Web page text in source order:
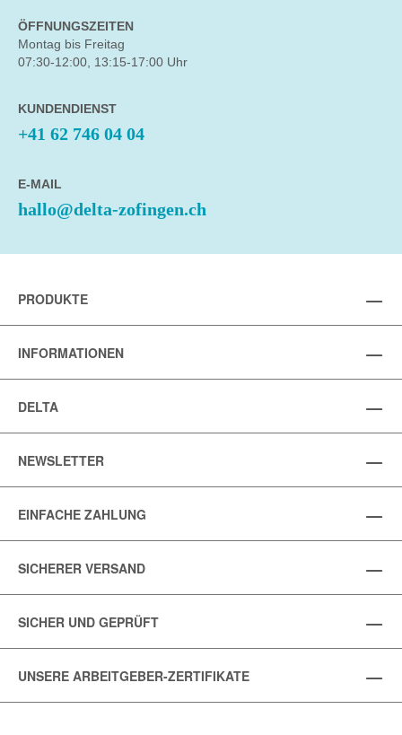
ÖFFNUNGSZEITEN
Montag bis Freitag
07:30-12:00, 13:15-17:00 Uhr
KUNDENDIENST
+41 62 746 04 04
E-MAIL
hallo@delta-zofingen.ch
PRODUKTE
INFORMATIONEN
DELTA
NEWSLETTER
EINFACHE ZAHLUNG
SICHERER VERSAND
SICHER UND GEPRÜFT
UNSERE ARBEITGEBER-ZERTIFIKATE